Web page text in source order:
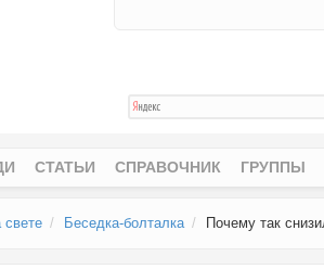
СТАТЬИ СПРАВОЧНИК ГРУППЫ
Беседка-болталка Почему так